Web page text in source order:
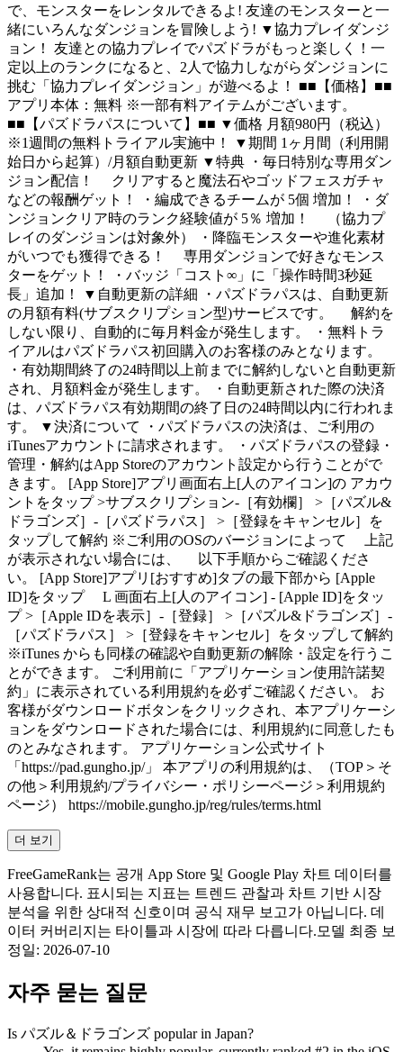
で、モンスターをレンタルできるよ! 友達のモンスターと一
緒にいろんなダンジョンを冒険しよう! ▼協力プレイダンジ
ョン！ 友達との協力プレイでパズドラがもっと楽しく！一
定以上のランクになると、2人で協力しながらダンジョンに
挑む「協力プレイダンジョン」が遊べるよ！ ■■【価格】■■
アプリ本体：無料 ※一部有料アイテムがございます。
■■【パズドラパスについて】■■ ▼価格 月額980円（税込）
※1週間の無料トライアル実施中！ ▼期間 1ヶ月間（利用開
始日から起算）/月額自動更新 ▼特典 ・毎日特別な専用ダン
ジョン配信！ クリアすると魔法石やゴッドフェスガチャ
などの報酬ゲット！ ・編成できるチームが 5個 増加！ ・ダ
ンジョンクリア時のランク経験値が 5％ 増加！ （協力プ
レイのダンジョンは対象外） ・降臨モンスターや進化素材
がいつでも獲得できる！ 専用ダンジョンで好きなモンス
ターをゲット！ ・バッジ「コスト∞」に「操作時間3秒延
長」追加！ ▼自動更新の詳細 ・パズドラパスは、自動更新
の月額有料(サブスクリプション型)サービスです。 解約を
しない限り、自動的に毎月料金が発生します。 ・無料トラ
イアルはパズドラパス初回購入のお客様のみとなります。
・有効期間終了の24時間以上前までに解約しないと自動更新
され、月額料金が発生します。 ・自動更新された際の決済
は、パズドラパス有効期間の終了日の24時間以内に行われま
す。 ▼決済について ・パズドラパスの決済は、ご利用の
iTunesアカウントに請求されます。 ・パズドラパスの登録・
管理・解約はApp Storeのアカウント設定から行うことがで
きます。 [App Store]アプリ画面右上[人のアイコン]の アカウ
ントをタップ >サブスクリプション-［有効欄］ >［パズル&
ドラゴンズ］-［パズドラパス］ >［登録をキャンセル］を
タップして解約 ※ご利用のOSのバージョンによって 上記
が表示されない場合には、 以下手順からご確認くださ
い。 [App Store]アプリ[おすすめ]タブの最下部から [Apple
ID]をタップ L 画面右上[人のアイコン] - [Apple ID]をタッ
プ >［Apple IDを表示］-［登録］ >［パズル&ドラゴンズ］-
［パズドラパス］ >［登録をキャンセル］をタップして解約
※iTunes からも同様の確認や自動更新の解除・設定を行うこ
とができます。 ご利用前に「アプリケーション使用許諾契
約」に表示されている利用規約を必ずご確認ください。 お
客様がダウンロードボタンをクリックされ、本アプリケーシ
ョンをダウンロードされた場合には、利用規約に同意したも
のとみなされます。 アプリケーション公式サイト
「https://pad.gungho.jp/」 本アプリの利用規約は、（TOP＞そ
の他＞利用規約/プライバシー・ポリシーページ＞利用規約
ページ） https://mobile.gungho.jp/reg/rules/terms.html
더 보기
FreeGameRank는 공개 App Store 및 Google Play 차트 데이터를
사용합니다. 표시되는 지표는 트렌드 관찰과 차트 기반 시장
분석을 위한 상대적 신호이며 공식 재무 보고가 아닙니다. 데
이터 커버리지는 타이틀과 시장에 따라 다릅니다. 모델 최종 보
정일: 2026-07-10
자주 묻는 질문
Is パズル＆ドラゴンズ popular in Japan?